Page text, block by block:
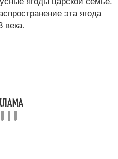
эта ягода
века.